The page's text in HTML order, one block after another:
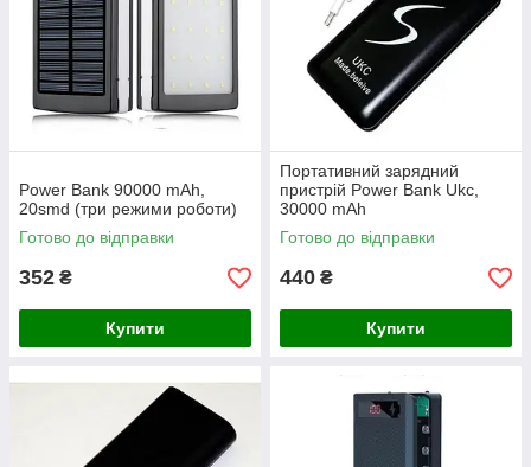
Power Bank 90000 mAh,
20smd (три режими роботи)
Готово до відправки
352 ₴
Купити
Портативний зарядний
пристрій Power Bank Ukc,
30000 mAh
Готово до відправки
440 ₴
Купити